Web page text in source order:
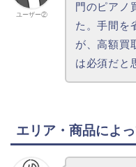
ユーザー②
門のピアノ
た。手間を
が、高額買
は必須だと
エリア・商品によ